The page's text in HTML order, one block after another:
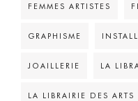
FEMMES ARTISTES
GRAPHISME
JOAILLERIE LA
LA LIBRAIRIE DES ARTS